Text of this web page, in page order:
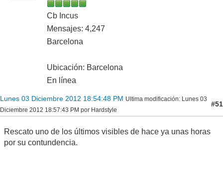
Cb Incus
Mensajes: 4,247
Barcelona
Ubicación: Barcelona
En línea
Lunes 03 Diciembre 2012 18:54:48 PM Ultima modificación: Lunes 03
Diciembre 2012 18:57:43 PM por Hardstyle
#51
Rescato uno de los últimos visibles de hace ya unas horas
por su contundencia.